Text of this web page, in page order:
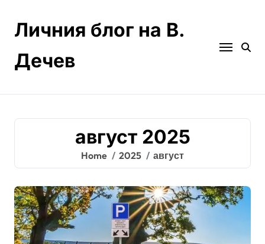
contentЛичния блог на В.
Дечев
август 2025
Home 2025 август